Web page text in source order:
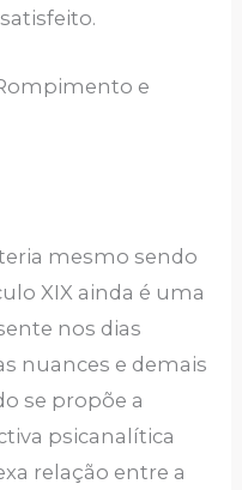
e
mesmo sendo
XIX ainda é uma
nos dias
nuances e demais
se propõe a
psicanalítica
relação entre a